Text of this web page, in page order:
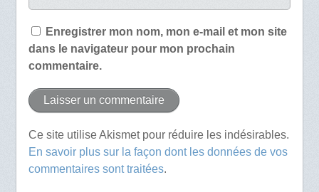
Enregistrer mon nom, mon e-mail et mon site
dans le navigateur pour mon prochain
commentaire.
Ce site utilise Akismet pour réduire les indésirables.
En savoir plus sur la façon dont les données de vos
commentaires sont traitées.